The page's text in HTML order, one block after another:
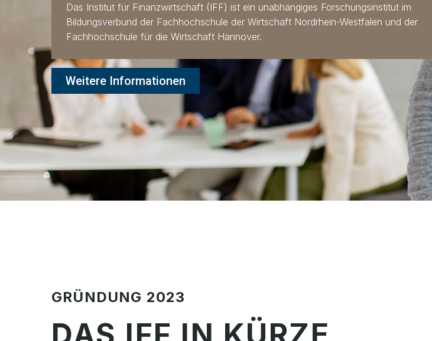
Das Institut für Finanzwirtschaft (IFF) ist ein unabhängiges Forschungsinstitut im
Bildungsverbund der Fachhochschule der Wirtschaft Nordrhein-Westfalen und der
Fachhochschule für die Wirtschaft Hannover.
Weitere Informationen
GRÜNDUNG 2023